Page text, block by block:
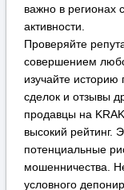
условного
KRAKEN для
Критически
предложениями,
чтобы быть
обмена
и никогда не
настоянию
мошенников для
Почему